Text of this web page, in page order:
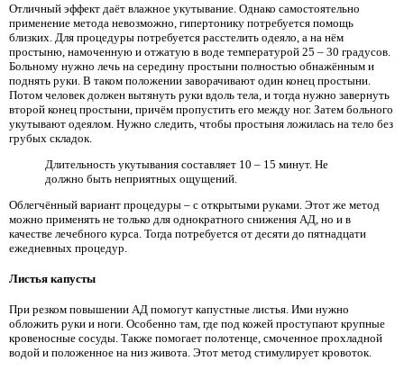
Отличный эффект даёт влажное укутывание. Однако самостоятельно
применение метода невозможно, гипертонику потребуется помощь
близких. Для процедуры потребуется расстелить одеяло, а на нём
простыню, намоченную и отжатую в воде температурой 25 – 30 градусов.
Больному нужно лечь на середину простыни полностью обнажённым и
поднять руки. В таком положении заворачивают один конец простыни.
Потом человек должен вытянуть руки вдоль тела, и тогда нужно завернуть
второй конец простыни, причём пропустить его между ног. Затем больного
укутывают одеялом. Нужно следить, чтобы простыня ложилась на тело без
грубых складок.
Длительность укутывания составляет 10 – 15 минут. Не
должно быть неприятных ощущений.
Облегчённый вариант процедуры – с открытыми руками. Этот же метод
можно применять не только для однократного снижения АД, но и в
качестве лечебного курса. Тогда потребуется от десяти до пятнадцати
ежедневных процедур.
Листья капусты
При резком повышении АД помогут капустные листья. Ими нужно
обложить руки и ноги. Особенно там, где под кожей проступают крупные
кровеносные сосуды. Также помогает полотенце, смоченное прохладной
водой и положенное на низ живота. Этот метод стимулирует кровоток.